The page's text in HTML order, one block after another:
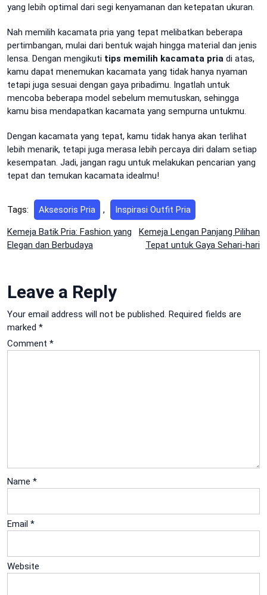
yang lebih optimal dari segi kenyamanan dan ketepatan ukuran.
Nah memilih kacamata pria yang tepat melibatkan beberapa
pertimbangan, mulai dari bentuk wajah hingga material dan jenis
lensa. Dengan mengikuti tips memilih kacamata pria di atas,
kamu dapat menemukan kacamata yang tidak hanya nyaman
tetapi juga sesuai dengan gaya pribadimu. Ingatlah untuk
mencoba beberapa model sebelum memutuskan, sehingga
kamu bisa mendapatkan kacamata yang sempurna untukmu.
Dengan kacamata yang tepat, kamu tidak hanya akan terlihat
lebih menarik, tetapi juga merasa lebih percaya diri dalam setiap
kesempatan. Jadi, jangan ragu untuk melakukan pencarian yang
tepat dan temukan kacamata idealmu!
Tags: Aksesoris Pria , Inspirasi Outfit Pria
Post
navigation
Kemeja Batik Pria: Fashion yang
Elegan dan Berbudaya
Kemeja Lengan Panjang Pilihan
Tepat untuk Gaya Sehari-hari
Leave a Reply
Your email address will not be published. Required fields are
marked *
Comment *
Name *
Email *
Website